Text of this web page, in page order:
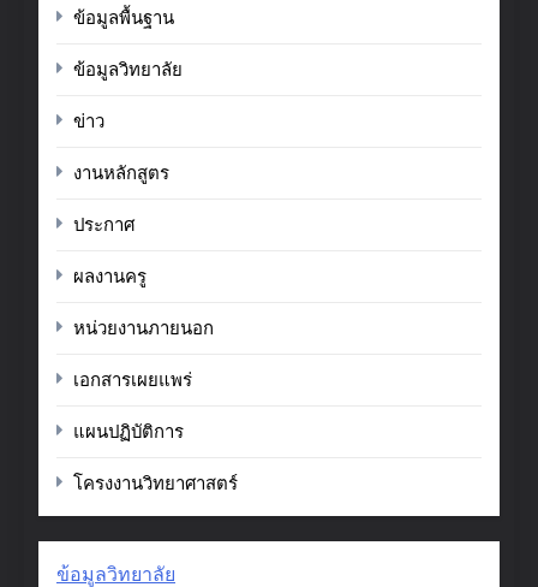
ข้อมูลพื้นฐาน
ข้อมูลวิทยาลัย
ข่าว
งานหลักสูตร
ประกาศ
ผลงานครู
หน่วยงานภายนอก
เอกสารเผยแพร่
แผนปฏิบัติการ
โครงงานวิทยาศาสตร์
ข้อมูลวิทยาลัย